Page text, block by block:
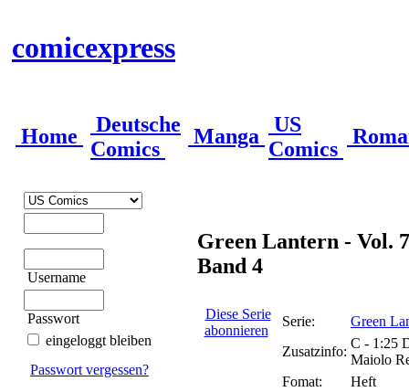
comicexpress
Home
Deutsche
Comics
Manga
US
Comics
Username
Passwort
eingeloggt bleiben
Passwort vergessen?
Green Lantern - Vol.
Band 4
Diese Serie
abonnieren
Serie:
Green
Zusatzinfo:
C - 1:25
Maiolo
Fomat:
Heft